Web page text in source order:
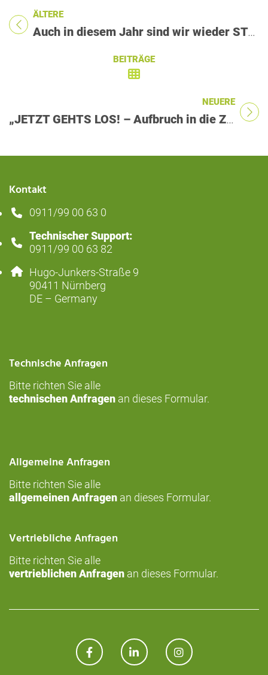
ÄLTERE
Titel für Beitrag
Auch in diesem Jahr sind wir wieder STARFACE Excellence Plus Partner!
BEITRÄGE
NEUERE
Titel für Beitrag
„JETZT GEHT­S LOS! – Aufbruch in die Zukunft“ – Braun & Paul auf dem DATEV Regional-Info Tag 2026 in Fürth
Kontakt
0911/99 00 63 0
Telefonnummer: 4 9 9 1 1 9 9 0 0 6 3 0
Technischer Support:
0911/99 00 63 82
Handynummer: 4 9 9 1 1 9 9 0 0 6 3 8 2
Adresse:
Hugo-Junkers-Straße 9
90411 , 9 0 4 1 1
Nürnberg
DE – Germany
Technische Anfragen
Bitte richten Sie alle
technischen Anfragen an dieses Formular.
Allgemeine Anfragen
Bitte richten Sie alle
allgemeinen Anfragen an dieses Formular.
Vertriebliche Anfragen
Bitte richten Sie alle
vertrieblichen Anfragen an dieses Formular.
FACEBOOKLINKEDININSTAGRAM